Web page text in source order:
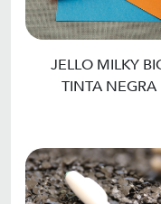
JELLO MILKY
TINTA NEGRA